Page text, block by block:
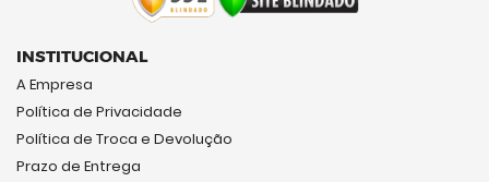
INSTITUCIONAL
A Empresa
Política de Privacidade
Política de Troca e Devolução
Prazo de Entrega